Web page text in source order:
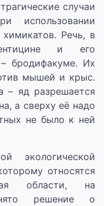
случаи
использовании
Речь, в
и его
бродифакуме. Их
мышей и крыс.
– яд разрешается
а сверху её надо
не было к ней
экологической
относятся
области, на
решение о